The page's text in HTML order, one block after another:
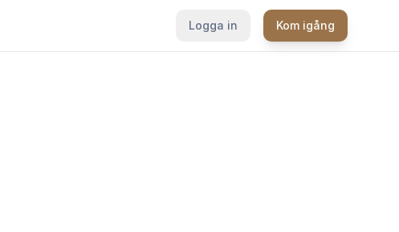
Logga in Kom igång